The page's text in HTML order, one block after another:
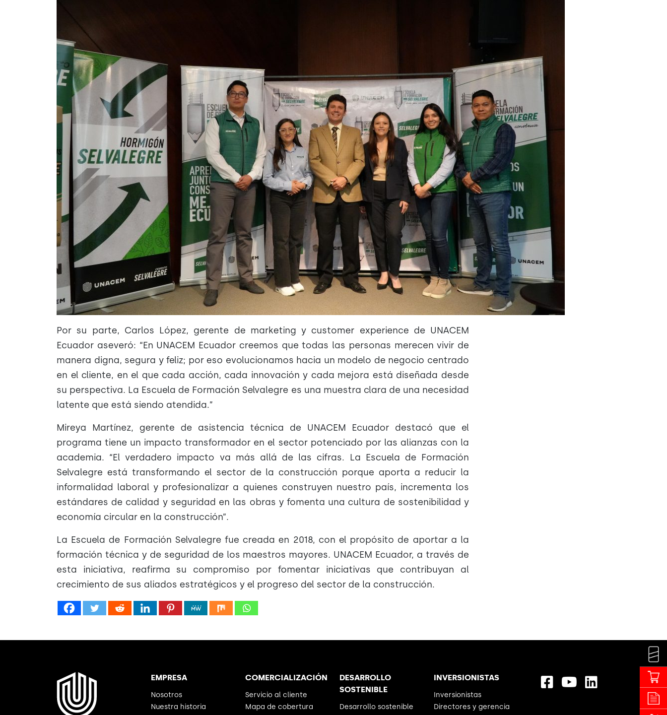
Por su parte, Carlos López, gerente de marketing y customer experience de UNACEM
Ecuador aseveró: “En UNACEM Ecuador creemos que todas las personas merecen vivir de
manera digna, segura y feliz; por eso evolucionamos hacia un modelo de negocio centrado
en el cliente, en el que cada acción, cada innovación y cada mejora está diseñada desde
su perspectiva. La Escuela de Formación Selvalegre es una muestra clara de una necesidad
latente que está siendo atendida.”
Mireya Martínez, gerente de asistencia técnica de UNACEM Ecuador destacó que el
programa tiene un impacto transformador en el sector potenciado por las alianzas con la
academia. “El verdadero impacto va más allá de las cifras. La Escuela de Formación
Selvalegre está transformando el sector de la construcción porque aporta a reducir la
informalidad laboral y profesionalizar a quienes construyen nuestro país, incrementa los
estándares de calidad y seguridad en las obras y fomenta una cultura de sostenibilidad y
economía circular en la construcción”.
La Escuela de Formación Selvalegre fue creada en 2018, con el propósito de aportar a la
formación técnica y de seguridad de los maestros mayores. UNACEM Ecuador, a través de
esta iniciativa, reafirma su compromiso por fomentar iniciativas que contribuyan al
crecimiento de sus aliados estratégicos y el progreso del sector de la construcción.
EMPRESA
Nosotros
Nuestra historia
COMERCIALIZACIÓN
Servicio al cliente
Mapa de cobertura
DESARROLLO
SOSTENIBLE
Desarrollo sostenible
INVERSIONISTAS
Inversionistas
Directores y gerencia